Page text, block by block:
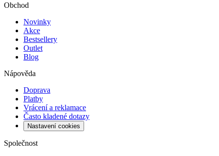
Obchod
Novinky
Akce
Bestsellery
Outlet
Blog
Nápověda
Doprava
Platby
Vrácení a reklamace
Často kladené dotazy
Nastavení cookies
Společnost